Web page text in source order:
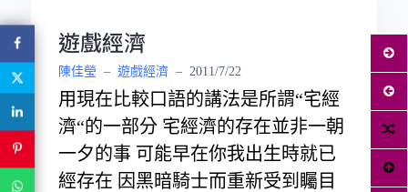
遊戲經濟
陳佳瑩 – 遊戲經濟 – 2011/7/22
用現在比較口語的講法是所謂“宅經
濟“的一部分 宅經濟的存在並非一朝
一夕的事 可能早在你我出生時就已
經存在 因黑暗騎士而重新受到矚目